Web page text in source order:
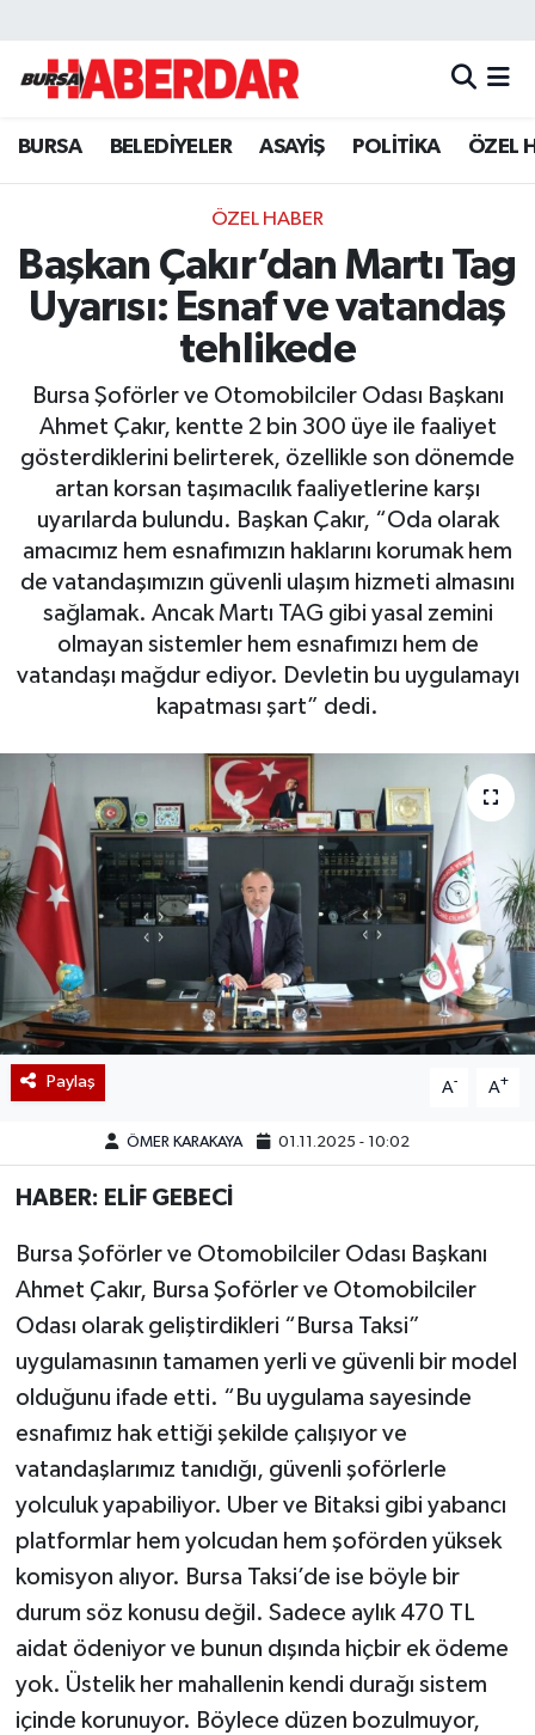
BURSA BELEDİYELER ASAYİŞ POLİTİKA ÖZEL
ÖZEL HABER
Başkan Çakır’dan Martı Tag
Uyarısı: Esnaf ve vatandaş
tehlikede
Bursa Şoförler ve Otomobilciler Odası Başkanı
Ahmet Çakır, kentte 2 bin 300 üye ile faaliyet
gösterdiklerini belirterek, özellikle son dönemde
artan korsan taşımacılık faaliyetlerine karşı
uyarılarda bulundu. Başkan Çakır, “Oda olarak
amacımız hem esnafımızın haklarını korumak hem
de vatandaşımızın güvenli ulaşım hizmeti almasını
sağlamak. Ancak Martı TAG gibi yasal zemini
olmayan sistemler hem esnafımızı hem de
vatandaşı mağdur ediyor. Devletin bu uygulamayı
kapatması şart” dedi.
Paylaş A- A+
ÖMER KARAKAYA 01.11.2025 - 10:02
HABER: ELİF GEBECİ
Bursa Şoförler ve Otomobilciler Odası Başkanı
Ahmet Çakır, Bursa Şoförler ve Otomobilciler
Odası olarak geliştirdikleri “Bursa Taksi”
uygulamasının tamamen yerli ve güvenli bir model
olduğunu ifade etti. “Bu uygulama sayesinde
esnafımız hak ettiği şekilde çalışıyor ve
vatandaşlarımız tanıdığı, güvenli şoförlerle
yolculuk yapabiliyor. Uber ve Bitaksi gibi yabancı
platformlar hem yolcudan hem şoförden yüksek
komisyon alıyor. Bursa Taksi’de ise böyle bir
durum söz konusu değil. Sadece aylık 470 TL
aidat ödeniyor ve bunun dışında hiçbir ek ödeme
yok. Üstelik her mahallenin kendi durağı sistem
içinde korunuyor. Böylece düzen bozulmuyor,
Hava Durumu
Trafik Durumu
Süper Lig Puan Durumu ve Fikstür
Tüm Manşetler
Son Dakika Haberleri
Haber Arşivi